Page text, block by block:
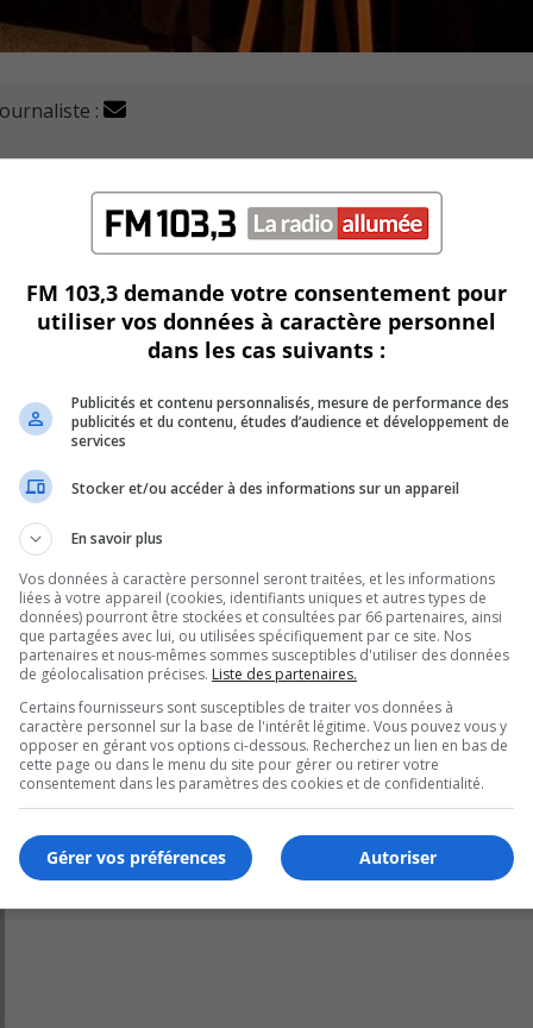
:
la Montérégie (TCGFM) a des attentes bien précises
comprenant cinq revendications politiques
avec une trentaine d’organisations membres de la
l’importance de la présence des femmes dans le
atteinte.
de l’accès universel aux services d’avortement
les femmes en Montérégie veulent des divers partis
des actions concrètes pour les femmes.
FM 103,3 demande votre consentement pour
utiliser vos données à caractère personnel
dans les cas suivants :
Publicités et contenu personnalisés, mesure de performance des
publicités et du contenu, études d’audience et développement de
services
Stocker et/ou accéder à des informations sur un appareil
En savoir plus
Vos données à caractère personnel seront traitées, et les informations
liées à votre appareil (cookies, identifiants uniques et autres types de
données) pourront être stockées et consultées par 66 partenaires, ainsi
que partagées avec lui, ou utilisées spécifiquement par ce site. Nos
partenaires et nous-mêmes sommes susceptibles d'utiliser des données
de géolocalisation précises. Liste des partenaires.
Certains fournisseurs sont susceptibles de traiter vos données à
caractère personnel sur la base de l'intérêt légitime. Vous pouvez vous y
opposer en gérant vos options ci-dessous. Recherchez un lien en bas de
cette page ou dans le menu du site pour gérer ou retirer votre
consentement dans les paramètres des cookies et de confidentialité.
Autoriser
Gérer vos préférences